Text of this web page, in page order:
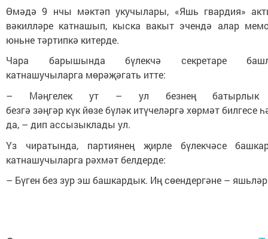
Өмәдә 9 нчы мәктәп укучылары, «Яшь гвардия»
вәкилләре катнашып, кыска вакыт эчендә алар
юньне тәртипкә китерде.
Чара барышында бүлекчә секретаре
катнашучыларга мөрәҗәгать итте:
– Мәңгелек ут – ул безнең батырлык
безгә зәңгәр күк йөзе бүләк итүчеләргә хөрмәт
да, – дип ассызыклады ул.
Үз чиратында, партиянең җирле бүлекчәсе
катнашучыларга рәхмәт белдерде:
– Бүген без зур эш башкардык. Иң сөендергәне –